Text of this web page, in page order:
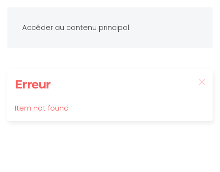
Accéder au contenu principal
Erreur
Item not found